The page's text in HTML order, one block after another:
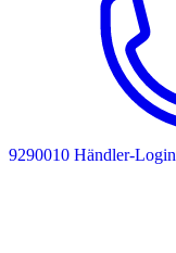
9290010 Händler-Login